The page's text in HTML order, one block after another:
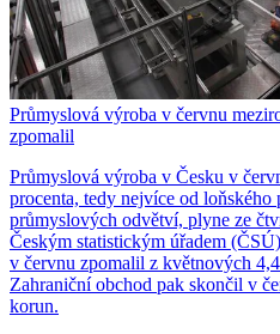
Průmyslová výroba v červnu
zpomalil
Průmyslová výroba v Česku v
procenta, tedy nejvíce od loňského
průmyslových odvětví, plyne ze
Českým statistickým úřadem
v červnu zpomalil z květnových
Zahraniční obchod pak skončil v
korun.